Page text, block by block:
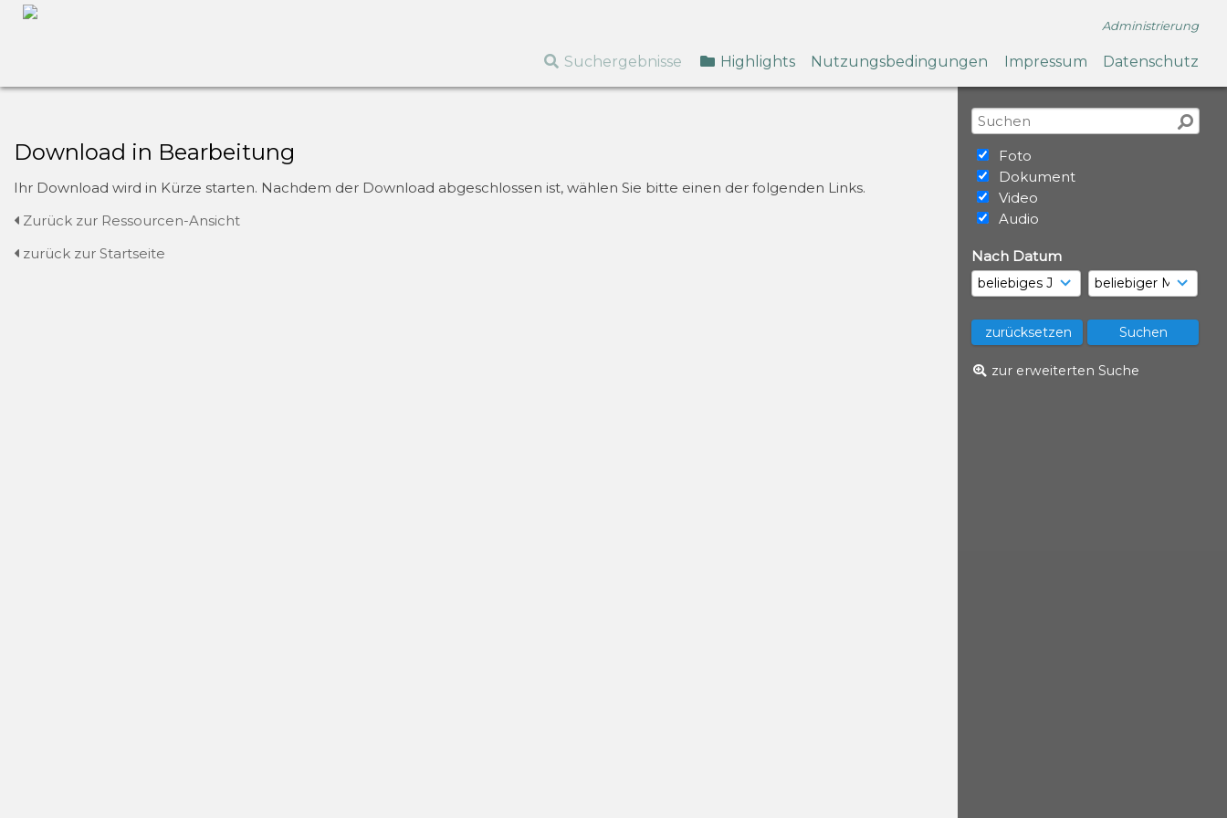
Administrierung
Suchergebnisse Highlights Nutzungsbedingungen Impressum Datenschutz
Foto
Dokument
Video
Audio
Nach Datum
zur erweiterten Suche
Download in Bearbeitung
Ihr Download wird in Kürze starten. Nachdem der Download abgeschlossen ist, wählen Sie bitte einen der folgenden Links.
Zurück zur Ressourcen-Ansicht
zurück zur Startseite